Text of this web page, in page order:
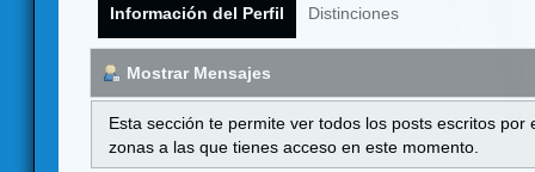
Información del Perfil Distinciones
Mostrar Mensajes
Esta sección te permite ver todos los posts escritos
zonas a las que tienes acceso en este momento.